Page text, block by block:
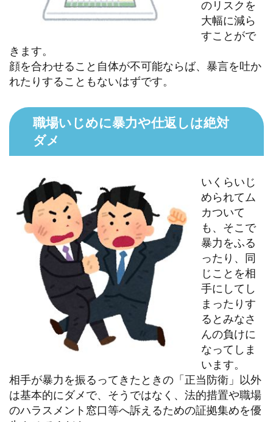
のリスクを
大幅に減ら
すことがで
きます。
顔を合わせること自体が不可能ならば、暴言を吐か
れたりすることもないはずです。
職場いじめに暴力や仕返しは絶対
ダメ
いくらいじ
められてム
カついて
も、そこで
暴力をふる
ったり、同
じことを相
手にしてし
まったりす
るとみなさ
んの負けに
なってしま
います。
相手が暴力を振るってきたときの「正当防衛」以外
は基本的にダメで、そうではなく、法的措置や職場
のハラスメント窓口等へ訴えるための証拠集めを優